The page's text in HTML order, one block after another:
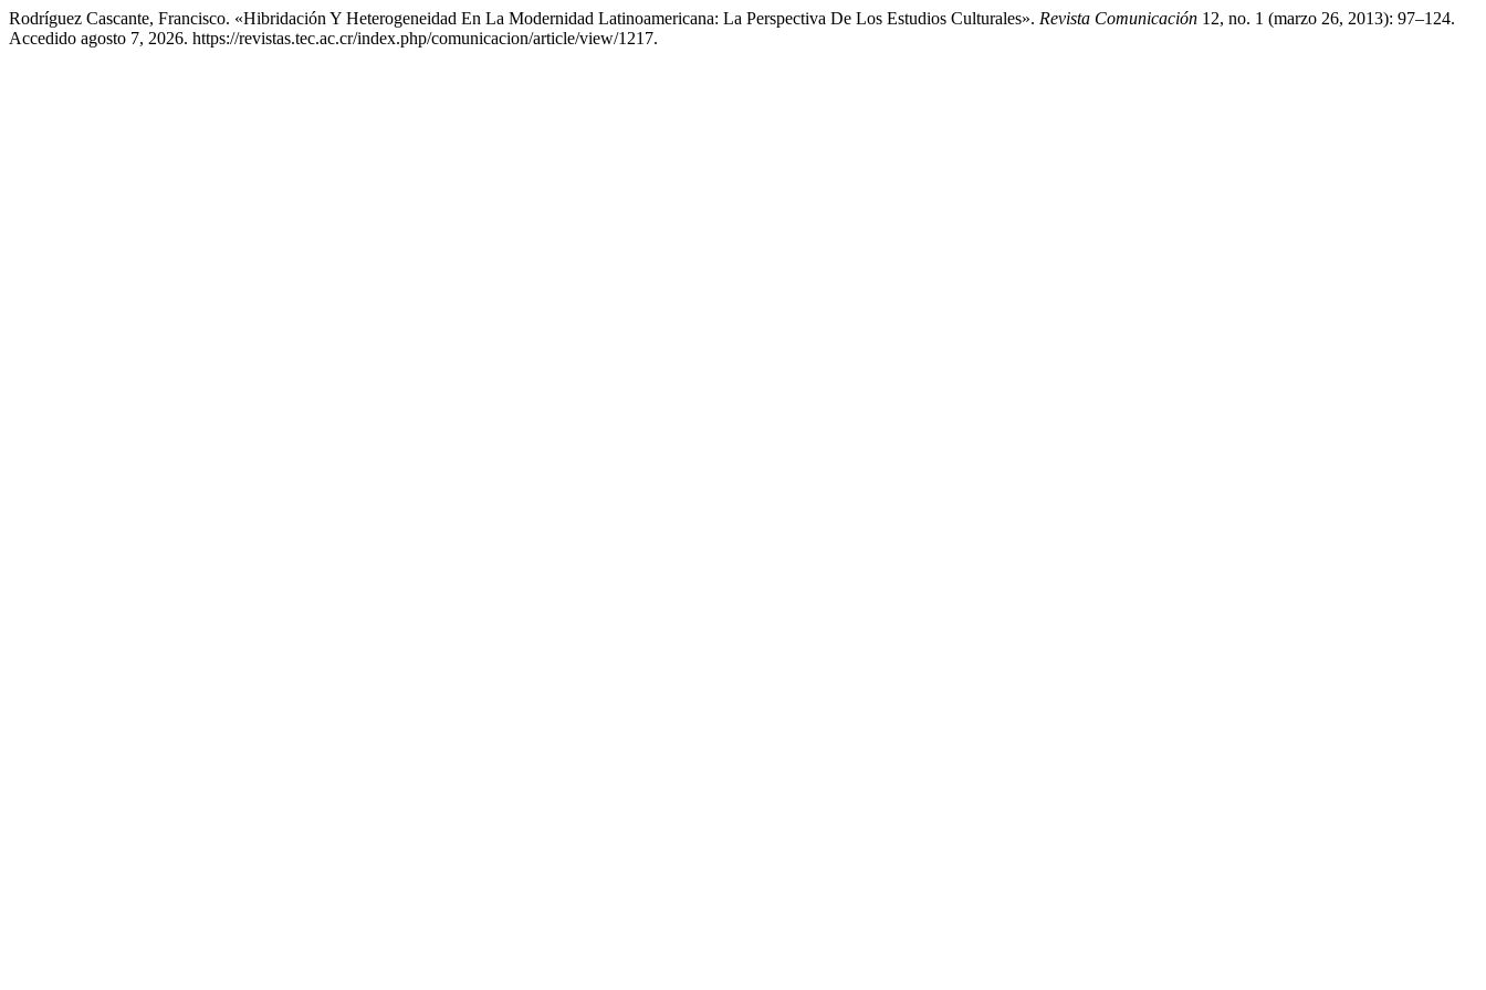
Rodríguez Cascante, Francisco. «Hibridación Y Heterogeneidad En La Modernidad Latinoamericana: La Perspectiva De Los Estudios Culturales». Revista Comunicación 12, no. 1 (marzo 26, 2013): 97–124.
Accedido agosto 7, 2026. https://revistas.tec.ac.cr/index.php/comunicacion/article/view/1217.